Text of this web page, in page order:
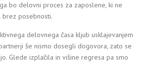
bo delovni proces za zaposlene, ki ne
posebnosti.
delovnega časa kljub usklajevanjem
še nismo dosegli dogovora, zato se
Glede izplačila in višine regresa pa smo